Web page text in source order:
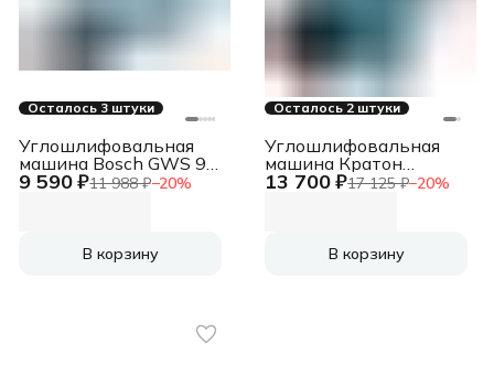
Осталось 3 штуки
9 590 ₽11 988 ₽−20%
Углошлифовальная
машина Bosch GWS 9-
125 S 900Вт 11000об/
В корзину
Осталось 2 штуки
13 700 ₽17 125 ₽−20%
Углошлифовальная
машина Кратон
Мастер AMGP-3000-
В корзину